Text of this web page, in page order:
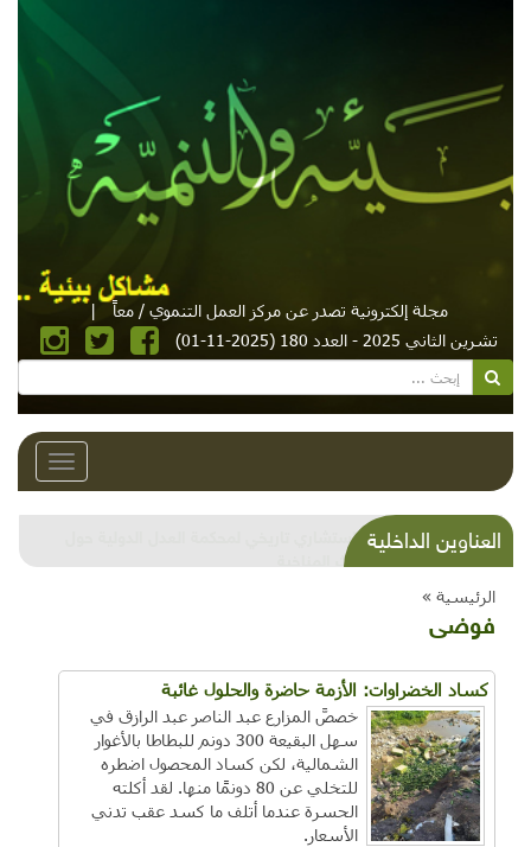
مجلة إلكترونية تصدر عن مركز العمل التنموي / معاً
|
تشرين الثاني 2025 - العدد 180 (2025-11-01)
Toggle
العناوين الداخليةشذرات بيئية وتنموية...بنية تحتية وحلويات قبيحة
وحاكورة ونوبل وزيتون و"سيباط"
الرئيسية »
فوضى
كساد الخضراوات: الأزمة حاضرة والحلول غائبة
خصصَّ المزارع عبد الناصر عبد الرازق في
سهل البقيعة 300 دونم للبطاطا بالأغوار
الشمالية، لكن كساد المحصول اضطره
للتخلي عن 80 دونمًا منها. لقد أكلته
الحسرة عندما أتلف ما كسد عقب تدني
الأسعار.